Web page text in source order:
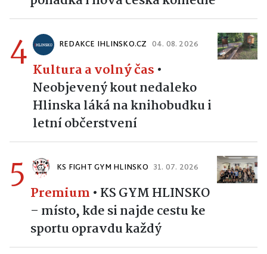
pohádka i nová česká komedie
4 REDAKCE IHLINSKO.CZ 04. 08. 2026
Kultura a volný čas •
Neobjevený kout nedaleko
Hlinska láká na knihobudku i
letní občerstvení
5 KS FIGHT GYM HLINSKO 31. 07. 2026
Premium • KS GYM HLINSKO
– místo, kde si najde cestu ke
sportu opravdu každý